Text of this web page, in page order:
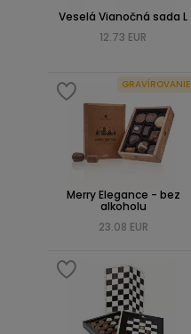
Veselá Vianočná sada L
12.73 EUR
GRAVÍROVANIE
Merry Elegance - bez
alkoholu
23.08 EUR